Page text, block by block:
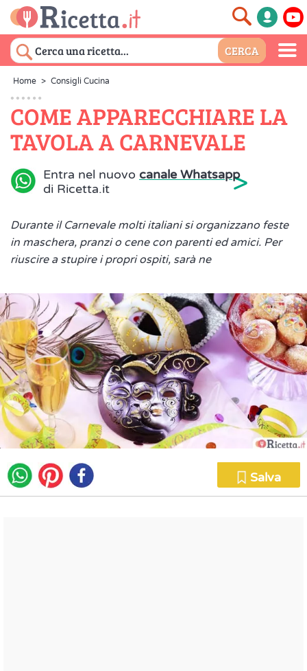
Home > Consigli Cucina
COME APPARECCHIARE LA
TAVOLA A CARNEVALE
Entra nel nuovo canale Whatsapp
di Ricetta.it
>
Durante il Carnevale molti italiani si organizzano feste
in maschera, pranzi o cene con parenti ed amici. Per
riuscire a stupire i propri ospiti, sarà ne
Salva